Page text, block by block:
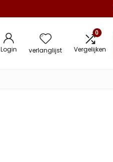
Login verlanglijst
0
Vergelijken